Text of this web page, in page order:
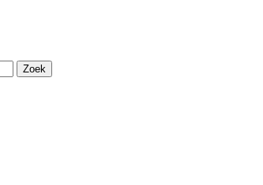
Zoek